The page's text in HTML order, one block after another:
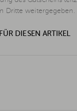
Dritte weitergegeben.
DIESEN ARTIKEL